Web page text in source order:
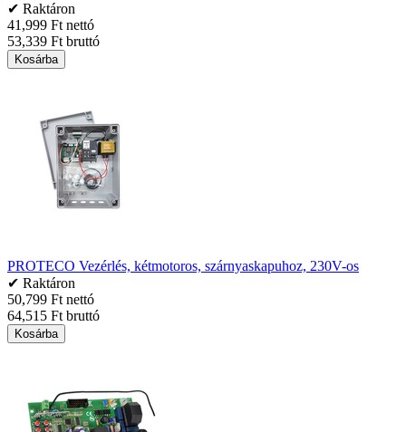
✔ Raktáron
41,999 Ft nettó
53,339 Ft bruttó
Kosárba
PROTECO Vezérlés, kétmotoros, szárnyaskapuhoz, 230V-os
✔ Raktáron
50,799 Ft nettó
64,515 Ft bruttó
Kosárba